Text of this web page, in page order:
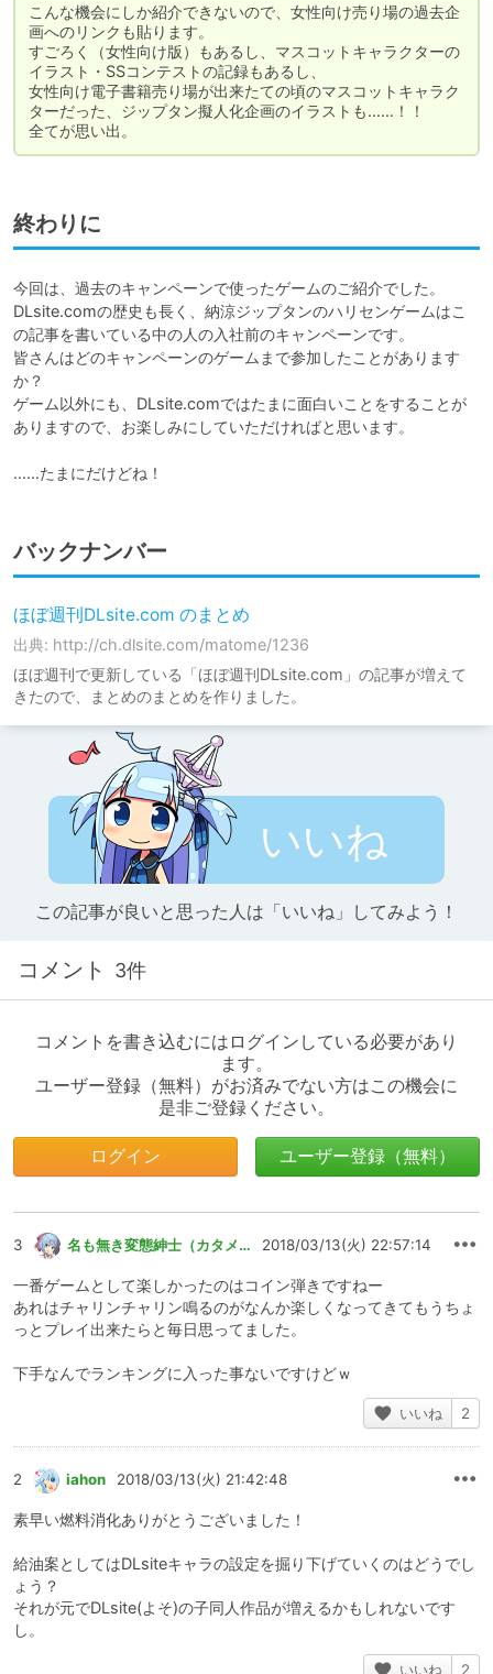
こんな機会にしか紹介できないので、女性向け売り場の過去企
画へのリンクも貼ります。
すごろく（女性向け版）もあるし、マスコットキャラクターの
イラスト・SSコンテストの記録もあるし、
女性向け電子書籍売り場が出来たての頃のマスコットキャラク
ターだった、ジップタン擬人化企画のイラストも……！！
全てが思い出。
終わりに
今回は、過去のキャンペーンで使ったゲームのご紹介でした。
DLsite.comの歴史も長く、納涼ジップタンのハリセンゲームはこ
の記事を書いている中の人の入社前のキャンペーンです。
皆さんはどのキャンペーンのゲームまで参加したことがあります
か？
ゲーム以外にも、DLsite.comではたまに面白いことをすることが
ありますので、お楽しみにしていただければと思います。
バックナンバー
ほぼ週刊DLsite.com のまとめ
出典: http://ch.dlsite.com/matome/1236
ほぼ週刊で更新している「ほぼ週刊DLsite.com」の記事が増えて
きたので、まとめのまとめを作りました。
いいね
この記事が良いと思った人は「いいね」してみよう！
コメント 3件
コメントを書き込むにはログインしている必要があり
ます。
ユーザー登録（無料）がお済みでない方はこの機会に
是非ご登録ください。
ログイン ユーザー登録（無料）
3 名も無き変態紳士（カタメ） 2018/03/13(火) 22:57:14
一番ゲームとして楽しかったのはコイン弾きですねー
あれはチャリンチャリン鳴るのがなんか楽しくなってきてもうちょ
っとプレイ出来たらと毎日思ってました。
下手なんでランキングに入った事ないですけどｗ
いいね 2
2 iahon 2018/03/13(火) 21:42:48
素早い燃料消化ありがとうございました！
給油案としてはDLsiteキャラの設定を掘り下げていくのはどうでし
ょう？
それが元でDLsite(よそ)の子同人作品が増えるかもしれないです
し。
いいね 2